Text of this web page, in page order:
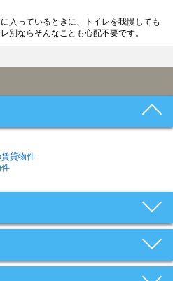
入っているときに、トイレを我慢しても
別ならそんなことも心配不要です。
貸物件
件